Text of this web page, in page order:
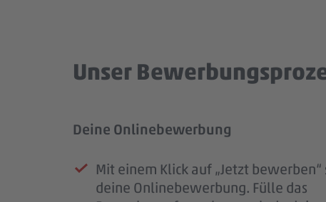
Unser
Deine Onlinebewerbung
Mit einem Klick auf „Jetzt
deine Onlinebewerbung. Fülle das
Prüfung deiner Bewerbung
Sobald deine Bewerbung bei uns
ist, erhältst du eine
Unser Kennenlernen
Deine Bewerbung hat uns
laden wir dich zu einem persönlichen
Dein Start im #teampenny
Nach unserem Kennenlernen
eine finale Rückmeldung.